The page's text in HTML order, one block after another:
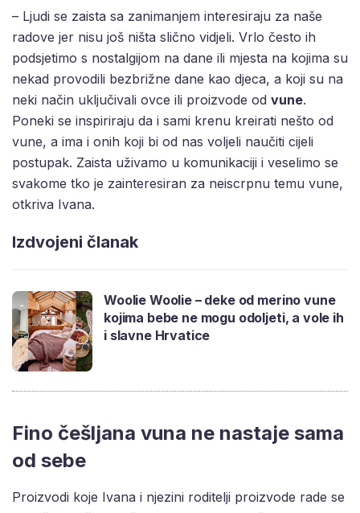
– Ljudi se zaista sa zanimanjem interesiraju za naše
radove jer nisu još ništa slično vidjeli. Vrlo često ih
podsjetimo s nostalgijom na dane ili mjesta na kojima su
nekad provodili bezbrižne dane kao djeca, a koji su na
neki način uključivali ovce ili proizvode od vune.
Poneki se inspiriraju da i sami krenu kreirati nešto od
vune, a ima i onih koji bi od nas voljeli naučiti cijeli
postupak. Zaista uživamo u komunikaciji i veselimo se
svakome tko je zainteresiran za neiscrpnu temu vune,
otkriva Ivana.
Izdvojeni članak
Woolie Woolie – deke od merino vune
kojima bebe ne mogu odoljeti, a vole ih
i slavne Hrvatice
Fino češljana vuna ne nastaje sama
od sebe
Proizvodi koje Ivana i njezini roditelji proizvode rade se